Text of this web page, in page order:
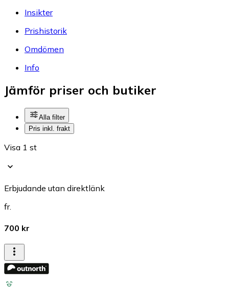
Insikter
Prishistorik
Omdömen
Info
Jämför priser och butiker
Alla filter
Pris inkl. frakt
Visa 1 st
Erbjudande utan direktlänk
fr.
700 kr